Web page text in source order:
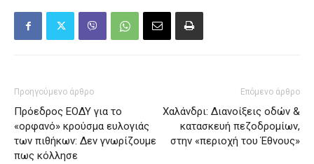
Προηγούμενο άρθρο
Πρόεδρος ΕΟΔΥ για το
«ορφανό» κρούσμα ευλογιάς
των πιθήκων: Δεν γνωρίζουμε
πως κόλλησε
Επόμενο άρθρο
Χαλάνδρι: Διανοίξεις οδών &
κατασκευή πεζοδρομίων,
στην «περιοχή του Έθνους»